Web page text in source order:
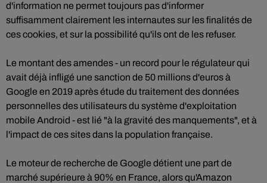
d'information ne permet toujours pas d'informer
suffisamment clairement les internautes sur les finalités de
ces cookies, et sur la possibilité qu'ils ont de les refuser.
Le montant des amendes - un record pour le régulateur qui
avait déjà infligé une sanction de 50 millions d'euros à
Google en 2019 après étude du traitement des données
personnelles des utilisateurs du système d'exploitation
mobile Android - est lié "à la gravité des manquements", et à
l'impact de ces sites dans la population française.
Le moteur de recherche de Google détient une part de
marché supérieure à 90% en France, alors qu'Amazon